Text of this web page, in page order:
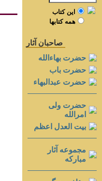
اين کتاب
همه کتابها
صاحبان آثار
حضرت بهاءالله
حضرت باب
حضرت عبدالبهاء
حضرت ولی
امرالله
بيت العدل اعظم
مجموعه آثار
مباركه